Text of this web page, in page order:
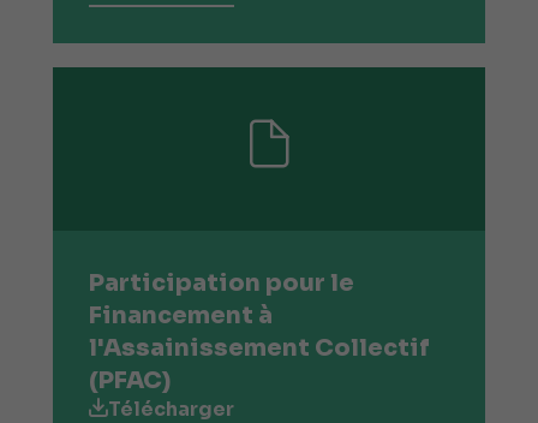
Participation pour le
Financement à
l'Assainissement Collectif
(PFAC)
Télécharger